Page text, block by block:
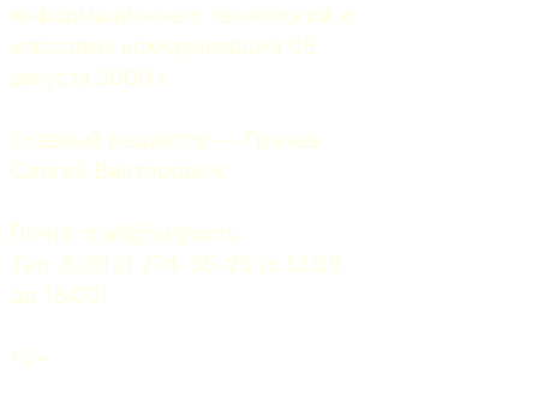
информационных технологий и
массовых коммуникаций 06
августа 2009 г.
Главный редактор — Грачев
Сергей Викторович.
Почта: mail@5uglov.ru
Тел. 8 (812) 274-35-25 (c 12.00
до 18.00)
12+